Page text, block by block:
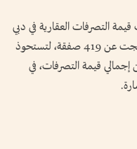
التصرفات العقارية في دبي
منذ صباح الثلاثاء نحو 3.5 مليارات درهم، نتجت عن 419 صفقة، لتستحوذ
العرب وحدها على نحو 69% من إجمالي قيمة التصرفات، في